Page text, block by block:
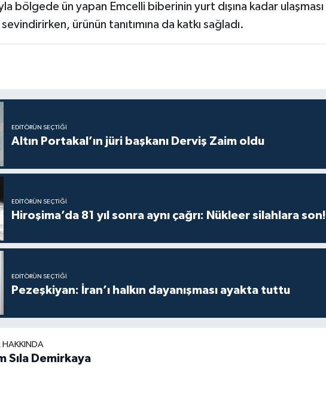
bölgede ün yapan Emcelli biberinin yurt dışına kadar ulaşması
ürünün tanıtımına da katkı sağladı.
EDITÖRÜN SEÇTIĞI
Altın Portakal’ın jüri başkanı Derviş Zaim oldu
EDITÖRÜN SEÇTIĞI
Hiroşima’da 81 yıl sonra aynı çağrı: Nükleer silahlara son!
EDITÖRÜN SEÇTIĞI
Pezeşkiyan: İran’ı halkın dayanışması ayakta tuttu
HAKKINDA
Sıla Demirkaya